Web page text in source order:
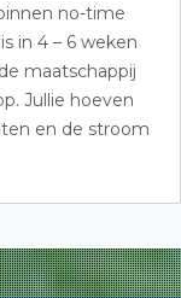
no-time
in 4 – 6 weken
maatschappij
Jullie hoeven
en de stroom